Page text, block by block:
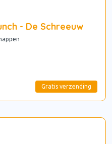
- De Schreeuw
Gratis verzending